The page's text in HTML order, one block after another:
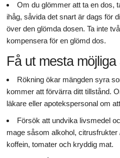
Om du glömmer att ta en dos,
ihåg, såvida det snart är dags för
över den glömda dosen. Ta inte
kompensera för en glömd dos.
Få ut mesta
Rökning ökar mängden syra
kommer att förvärra ditt tillstånd.
läkare eller apotekspersonal om
Försök att undvika livsmedel
mage såsom alkohol,
koffein, tomater och kryddig mat.